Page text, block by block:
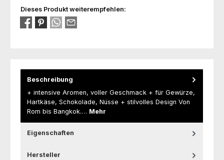
Dieses Produkt weiterempfehlen:
Beschreibung
+ intensive Aromen, voller Geschmack + für Gewürze,
Hartkäse, Schokolade, Nüsse + stilvolles Design Von
Rom bis Bangkok.… Mehr
Eigenschaften
Hersteller